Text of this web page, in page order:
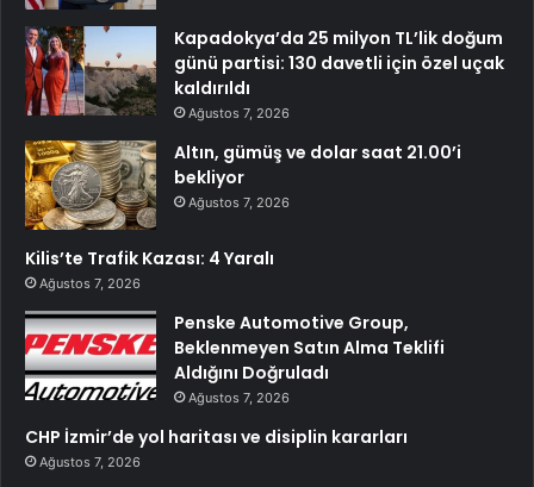
Kapadokya’da 25 milyon TL’lik doğum
günü partisi: 130 davetli için özel uçak
kaldırıldı
Ağustos 7, 2026
Altın, gümüş ve dolar saat 21.00’i
bekliyor
Ağustos 7, 2026
Kilis’te Trafik Kazası: 4 Yaralı
Ağustos 7, 2026
Penske Automotive Group,
Beklenmeyen Satın Alma Teklifi
Aldığını Doğruladı
Ağustos 7, 2026
CHP İzmir’de yol haritası ve disiplin kararları
Ağustos 7, 2026